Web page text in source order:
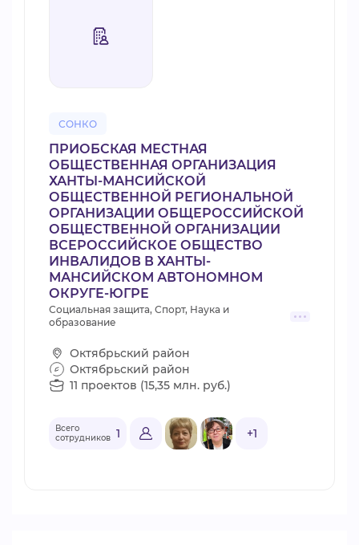
СОНКО
ПРИОБСКАЯ МЕСТНАЯ
ОБЩЕСТВЕННАЯ ОРГАНИЗАЦИЯ
ХАНТЫ-МАНСИЙСКОЙ
ОБЩЕСТВЕННОЙ РЕГИОНАЛЬНОЙ
ОРГАНИЗАЦИИ ОБЩЕРОССИЙСКОЙ
ОБЩЕСТВЕННОЙ ОРГАНИЗАЦИИ
ВСЕРОССИЙСКОЕ ОБЩЕСТВО
ИНВАЛИДОВ В ХАНТЫ-
МАНСИЙСКОМ АВТОНОМНОМ
ОКРУГЕ-ЮГРЕ
Социальная защита, Спорт, Наука и
образование
Октябрьский район
Октябрьский район
11 проектов (15,35 млн. руб.)
Всего
сотрудников 1 +1